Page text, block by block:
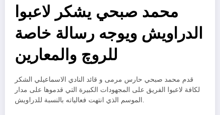
محمد صبحي يشكر لاعبوا
الدراويش ويوجه رسالة خاصة
للروچ والمعارين
قدم محمد صبحي حارس مرمى و قائد النادي الاسماعيلي الشكر
لكافة لاعبوا الفريق على المجهودات الكبيرة التي قدموها على مدار
الموسم الذي انتهت فعالياته بالنسبة للدراويش.